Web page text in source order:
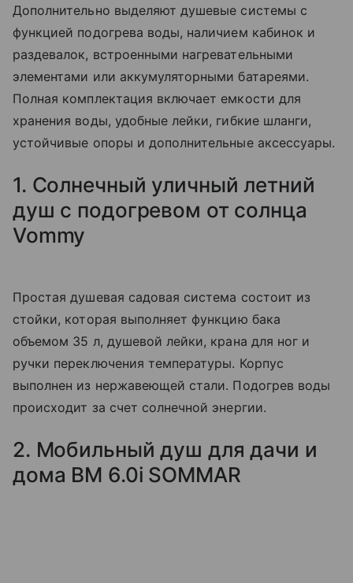
Дополнительно выделяют душевые системы с
функцией подогрева воды, наличием кабинок и
раздевалок, встроенными нагревательными
элементами или аккумуляторными батареями.
Полная комплектация включает емкости для
хранения воды, удобные лейки, гибкие шланги,
устойчивые опоры и дополнительные аксессуары.
1. Солнечный уличный летний
душ с подогревом от солнца
Vommy
Простая душевая садовая система состоит из
стойки, которая выполняет функцию бака
объемом 35 л, душевой лейки, крана для ног и
ручки переключения температуры. Корпус
выполнен из нержавеющей стали. Подогрев воды
происходит за счет солнечной энергии.
2. Мобильный душ для дачи и
дома BM 6.0i SOMMAR